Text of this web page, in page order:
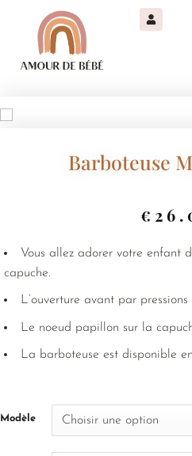
Barboteuse
€
Vous allez adorer votre enfant
capuche.
L’ouverture avant par
Le noeud papillon sur la
La barboteuse est disponible
Modèle